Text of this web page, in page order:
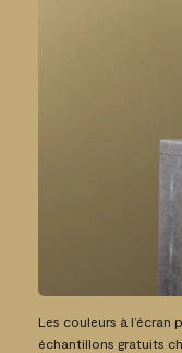
Les couleurs à l’écran
échantillons gratuits